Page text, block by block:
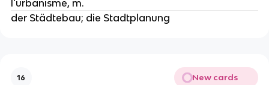
l'urbanisme, m.
der Städtebau; die Stadtplanung
16 New cards